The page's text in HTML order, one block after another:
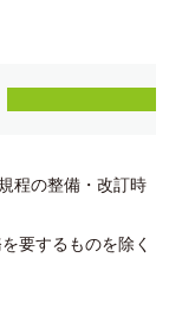
程の整備・改訂時
要するものを除く